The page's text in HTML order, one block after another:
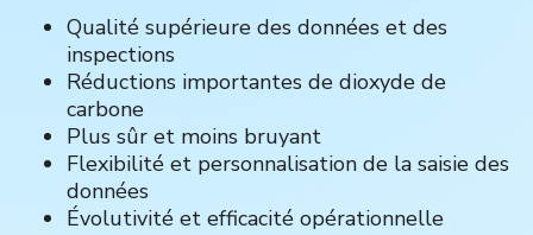
Qualité supérieure des données et des
inspections
Réductions importantes de dioxyde de
carbone
Plus sûr et moins bruyant
Flexibilité et personnalisation de la saisie des
données
Évolutivité et efficacité opérationnelle